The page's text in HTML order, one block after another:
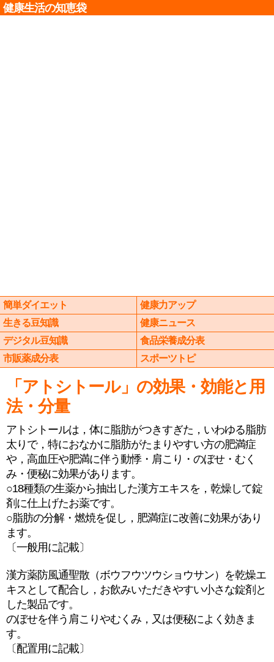
健康生活の知恵袋
簡単ダイエット
健康力アップ
生きる豆知識
健康ニュース
デジタル豆知識
食品栄養成分表
市販薬成分表
スポーツトピ
「アトシトール」の効果・効能と用
法・分量
アトシトールは，体に脂肪がつきすぎた，いわゆる脂肪
太りで，特におなかに脂肪がたまりやすい方の肥満症
や，高血圧や肥満に伴う動悸・肩こり・のぼせ・むく
み・便秘に効果があります。
○18種類の生薬から抽出した漢方エキスを，乾燥して錠
剤に仕上げたお薬です。
○脂肪の分解・燃焼を促し，肥満症に改善に効果があり
ます。
〔一般用に記載〕
漢方薬防風通聖散（ボウフウツウショウサン）を乾燥エ
キスとして配合し，お飲みいただきやすい小さな錠剤と
した製品です。
のぼせを伴う肩こりやむくみ，又は便秘によく効きま
す。
〔配置用に記載〕